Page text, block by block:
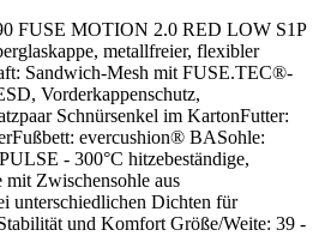
FUSE MOTION 2.0 RED LOW S1P
metallfreier, flexibler
Sandwich-Mesh mit FUSE.TEC®-
Vorderkappenschutz,
Schnürsenkel im KartonFutter:
evercushion® BASohle:
- 300°C hitzebeständige,
mit Zwischensohle aus
Dichten für
und Komfort Größe/Weite: 39 -